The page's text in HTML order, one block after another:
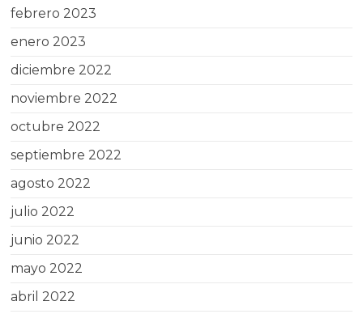
febrero 2023
enero 2023
diciembre 2022
noviembre 2022
octubre 2022
septiembre 2022
agosto 2022
julio 2022
junio 2022
mayo 2022
abril 2022